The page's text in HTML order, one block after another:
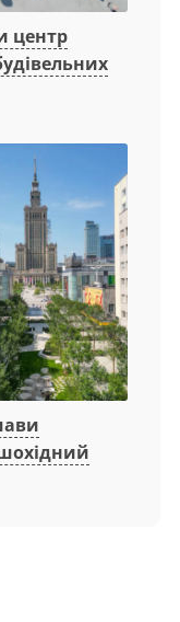
центр